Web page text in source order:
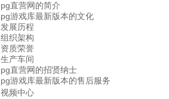
pg直营网的简介
pg游戏库最新版本的文化
发展历程
组织架构
资质荣誉
生产车间
pg直营网的招贤纳士
pg游戏库最新版本的售后服务
视频中心